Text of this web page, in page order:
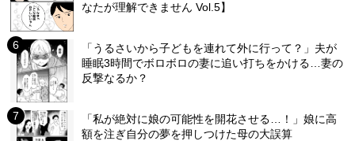
なたが理解できません Vol.5】
「うるさいから子どもを連れて外に行って？」夫が
睡眠3時間でボロボロの妻に追い打ちをかける…妻の
反撃なるか？
「私が絶対に娘の可能性を開花させる…！」娘に高
額を注ぎ自分の夢を押しつけた母の大誤算